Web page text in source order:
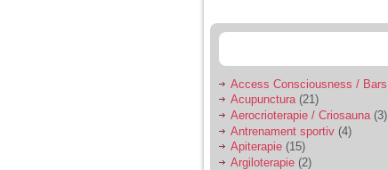
sa se manifeste o
Ma aflu aici pentru ca
vreau sa stiu daca am
nevoie de un psiholog
sau psihiatru.
Access Consciousness / Bars
Acupunctura(21)
Aerocrioterapie / Criosauna (3)
Antrenament sportiv (4)
Apiterapie (15)
Argiloterapie (2)